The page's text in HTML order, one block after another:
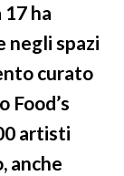
ha
negli spazi
curato
Food’s
artisti
anche